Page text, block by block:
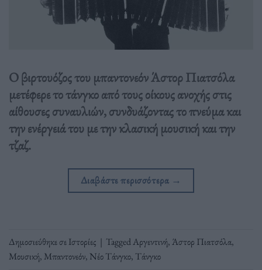
Ο βιρτουόζος του μπαντονεόν Άστορ Πιατσόλα
μετέφερε το τάνγκο από τους οίκους ανοχής στις
αίθουσες συναυλιών, συνδυάζοντας το πνεύμα και
την ενέργειά του με την κλασική μουσική και την
τζαζ.
Διαβάστε περισσότερα →
Δημοσιεύθηκε σεΙστορίες | TaggedΑργεντινή,Άστορ Πιατσόλα,
Μουσική, Μπαντονεόν, Νέο Τάνγκο, Τάνγκο